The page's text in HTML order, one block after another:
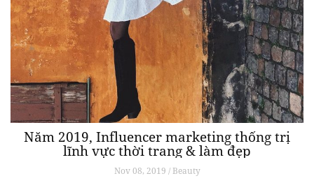
Năm 2019, Influencer marketing thống trị
lĩnh vực thời trang & làm đẹp
Nov 08, 2019 / Beauty